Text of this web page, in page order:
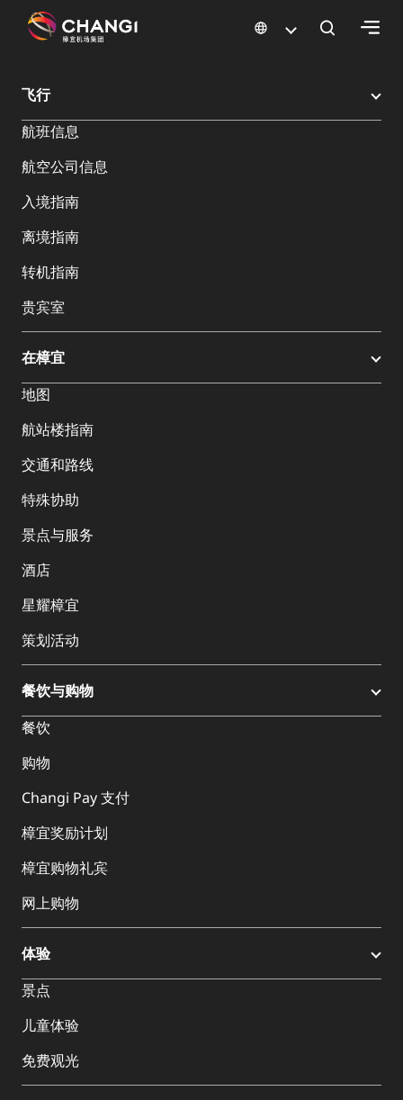
有
宜
网
选
语
言:
樟宜机场 樟宜机场餐饮与购物 樟宜机场购物指南 购物详情
飞行
航班信息
航空公司信息
入境指南
离境指南
转机指南
贵宾室
在樟宜
地图
航站楼指南
交通和路线
特殊协助
景点与服务
酒店
星耀樟宜
策划活动
餐饮与购物
餐饮
购物
Changi Pay 支付
樟宜奖励计划
樟宜购物礼宾
网上购物
体验
景点
儿童体验
免费观光